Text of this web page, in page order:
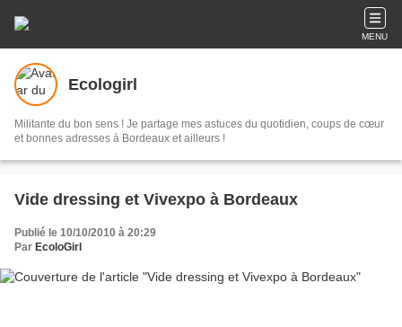
MENU
Ecologirl
Militante du bon sens ! Je partage mes astuces du quotidien, coups de cœur
et bonnes adresses à Bordeaux et ailleurs !
Vide dressing et Vivexpo à Bordeaux
Publié le 10/10/2010 à 20:29
Par EcoloGirl